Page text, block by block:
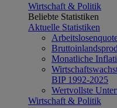
Wirtschaft & Politik
Beliebte Statistiken
Aktuelle Statistiken
Monatliche
BIP 1992-2025
Wertvollste
Wirtschaft & Politik